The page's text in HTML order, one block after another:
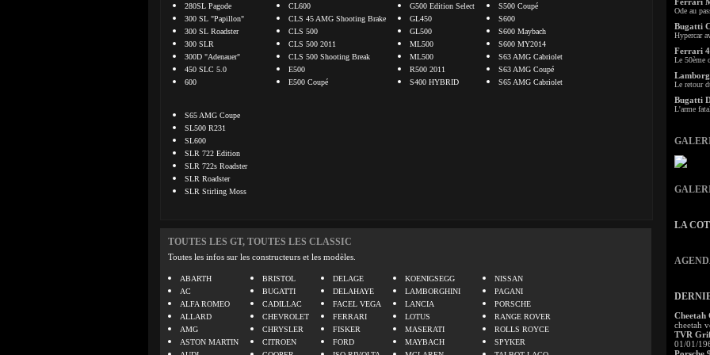
280SL Pagode
300 SL "Papillon"
300 SL Roadster
300 SLR
300D "Adenauer"
450 SLC 5.0
600
CL600
CLS 45 AMG Shooting Brake
CLS 500
CLS 500 2011
CLS 500 Shooting Break
E500
E500 Coupé
G500 Edition Select
GL450
GL500
ML500
ML500
R500 2011
S400 HYBRID
S500 Coupé
S600
S600 Maybach
S600 MY2014
S63 AMG Cabriolet
S63 AMG Coupé
S65 AMG Cabriolet
S65 AMG Coupe
SL500 R231
SL600
SLR 722 Edition
SLR 722s Roadster
SLR Roadster
SLR Stirling Moss
TOUTES LES GT, TOUTES LES CLASSIC
Toutes les infos sur les constructeurs et les modèles.
ABARTH
AC
ALFA ROMEO
ALLARD
AMG
ASTON MARTIN
BRISTOL
BUGATTI
CADILLAC
CHEVROLET
CHRYSLER
CITROEN
DELAGE
DELAHAYE
FACEL VEGA
FERRARI
FISKER
FORD
KOENIGSEGG
LAMBORGHINI
LANCIA
LOTUS
MASERATI
MAYBACH
NISSAN
PAGANI
PORSCHE
RANGE ROVER
ROLLS ROYCE
SPYKER
Ode au
Bugatti
Hypercar
Ferrari
Le 50ème
Le retour
Bugatti
L'arme
LA
Cheetah
cheetah
TVR
01/01/